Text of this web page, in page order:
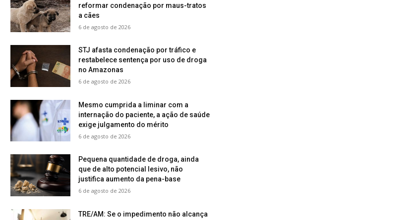
reformar condenação por maus-tratos
a cães
6 de agosto de 2026
STJ afasta condenação por tráfico e
restabelece sentença por uso de droga
no Amazonas
6 de agosto de 2026
Mesmo cumprida a liminar com a
internação do paciente, a ação de saúde
exige julgamento do mérito
6 de agosto de 2026
Pequena quantidade de droga, ainda
que de alto potencial lesivo, não
justifica aumento da pena-base
6 de agosto de 2026
TRE/AM: Se o impedimento não alcança